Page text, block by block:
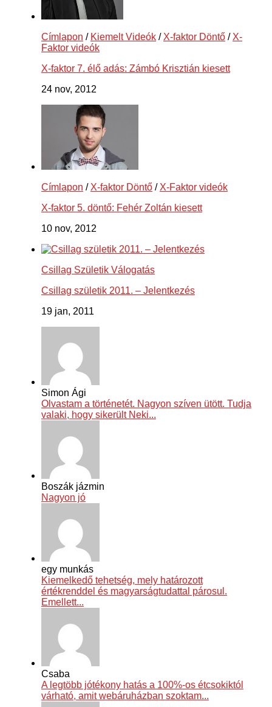
Címlapon / Kiemelt Videók / X-faktor Döntő / X-
Faktor videók
X-faktor 7. élő adás: Zámbó Krisztián kiesett
24 nov, 2012
Címlapon / X-faktor Döntő / X-Faktor videók
X-faktor 5. döntő: Fehér Zoltán kiesett
10 nov, 2012
Csillag Születik Válogatás
Csillag születik 2011. – Jelentkezés
19 jan, 2011
Simon Ági
Olvastam a történetét. Nagyon szíven ütött. Tudja
valaki, hogy sikerült Neki...
Boszák jázmin
Nagyon jó
egy munkás
Kiemelkedő tehetség, mely határozott
értékrenddel és magyarságtudattal párosul.
Emellett...
Csaba
A legtöbb jótékony hatás a 100%-os étcsokiktól
várható, amit webáruházban szoktam...